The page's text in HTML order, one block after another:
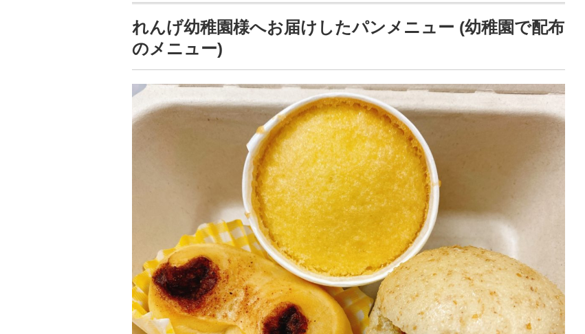
れんげ幼稚園様へお届けしたパンメニュー (幼稚園で配布
のメニュー)